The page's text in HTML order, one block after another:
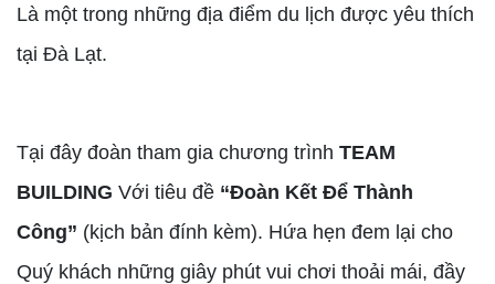
Là một trong những địa điểm du lịch được yêu thích
tại Đà Lạt.
Tại đây đoàn tham gia chương trình TEAM
BUILDING Với tiêu đề “Đoàn Kết Để Thành
Công” (kịch bản đính kèm). Hứa hẹn đem lại cho
Quý khách những giây phút vui chơi thoải mái, đầy